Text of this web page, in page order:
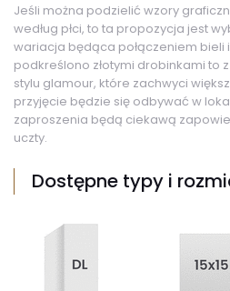
Jeśli można podzielić wzory
według płci, to ta propozycja jest
wariacja będąca połączeniem bieli
podkreślono złotymi drobinkami to
stylu glamour, które zachwyci
przyjęcie będzie się odbywać w
zaproszenia będą ciekawą
uczty.
Dostępne typy i